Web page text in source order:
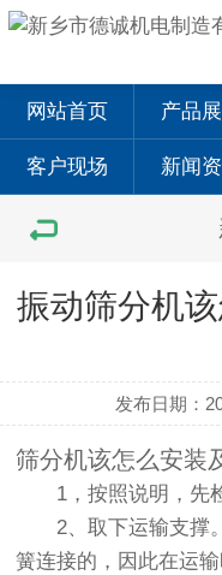
网站首页 产品
客户现场 新闻
振动筛分机
发布日期：
筛分机该怎么安装
1，按照说明，先检
2、取下运输支撑。
簧连接的，因此在运